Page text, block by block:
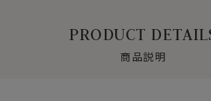
PRODUCT
商品説明